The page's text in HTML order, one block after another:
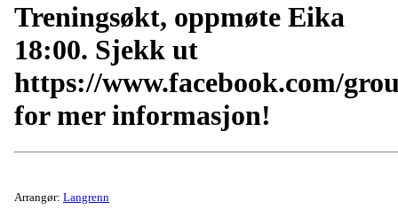
Treningsøkt, oppmøte Eika
18:00. Sjekk ut
https://www.facebook.com/
for mer informasjon!
Arrangør: Langrenn